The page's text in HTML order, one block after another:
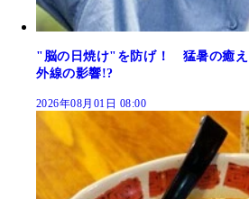
"脳の日焼け"を防げ！ 猛暑の癒え
外線の影響!?
2026年08月01日 08:00